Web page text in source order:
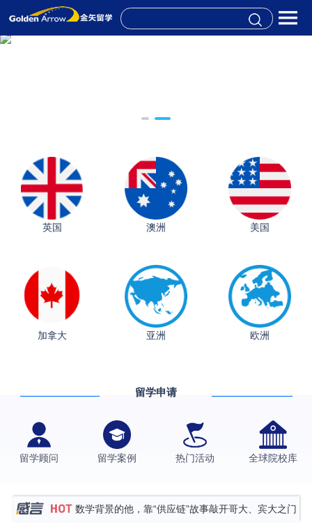
英国 澳洲 美国
加拿大 亚洲 欧洲
留学申请
留学顾问 留学案例 热门活动 全球院校库
伯明翰大学数字媒体与创意产业硕士录取案例
西南财经大学投资学背景，成功斩获英国名校多份
硕士录取
数学背景的他，靠“供应链”故事敲开哥大、宾大之门